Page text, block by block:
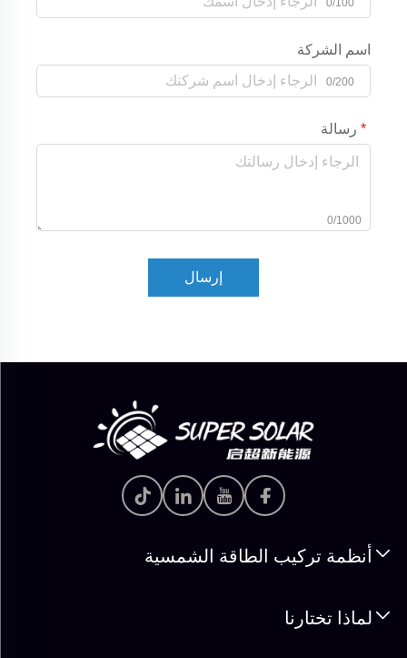
اسم الشركة
0/200
رسالة
0/1000
إرسال
أنظمة تركيب الطاقة الشمسية
لماذا تختارنا